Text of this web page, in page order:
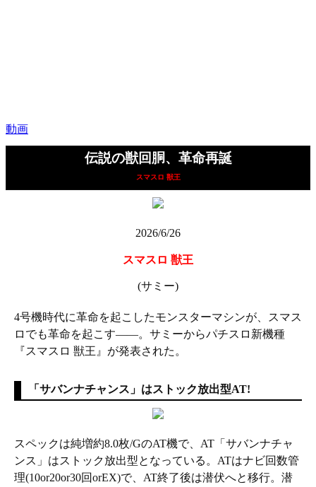
動画
伝説の獣回胴、革命再誕
スマスロ 獣王
2026/6/26
スマスロ 獣王
(サミー)
4号機時代に革命を起こしたモンスターマシンが、スマス
ロでも革命を起こす――。サミーからパチスロ新機種
『スマスロ 獣王』が発表された。
「サバンナチャンス」はストック放出型AT!
スペックは純増約8.0枚/GのAT機で、AT「サバンナチャ
ンス」はストック放出型となっている。ATはナビ回数管
理(10or20or30回orEX)で、AT終了後は潜伏へと移行。潜